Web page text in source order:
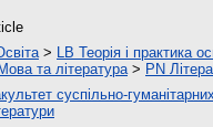
> LB Теорія і практика
та література> PN
суспільно-